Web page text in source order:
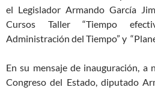
el Legislador Armando García
Cursos Taller “Tiempo
Administración del Tiempo” y
En su mensaje de inauguración, a
Congreso del Estado, diputado